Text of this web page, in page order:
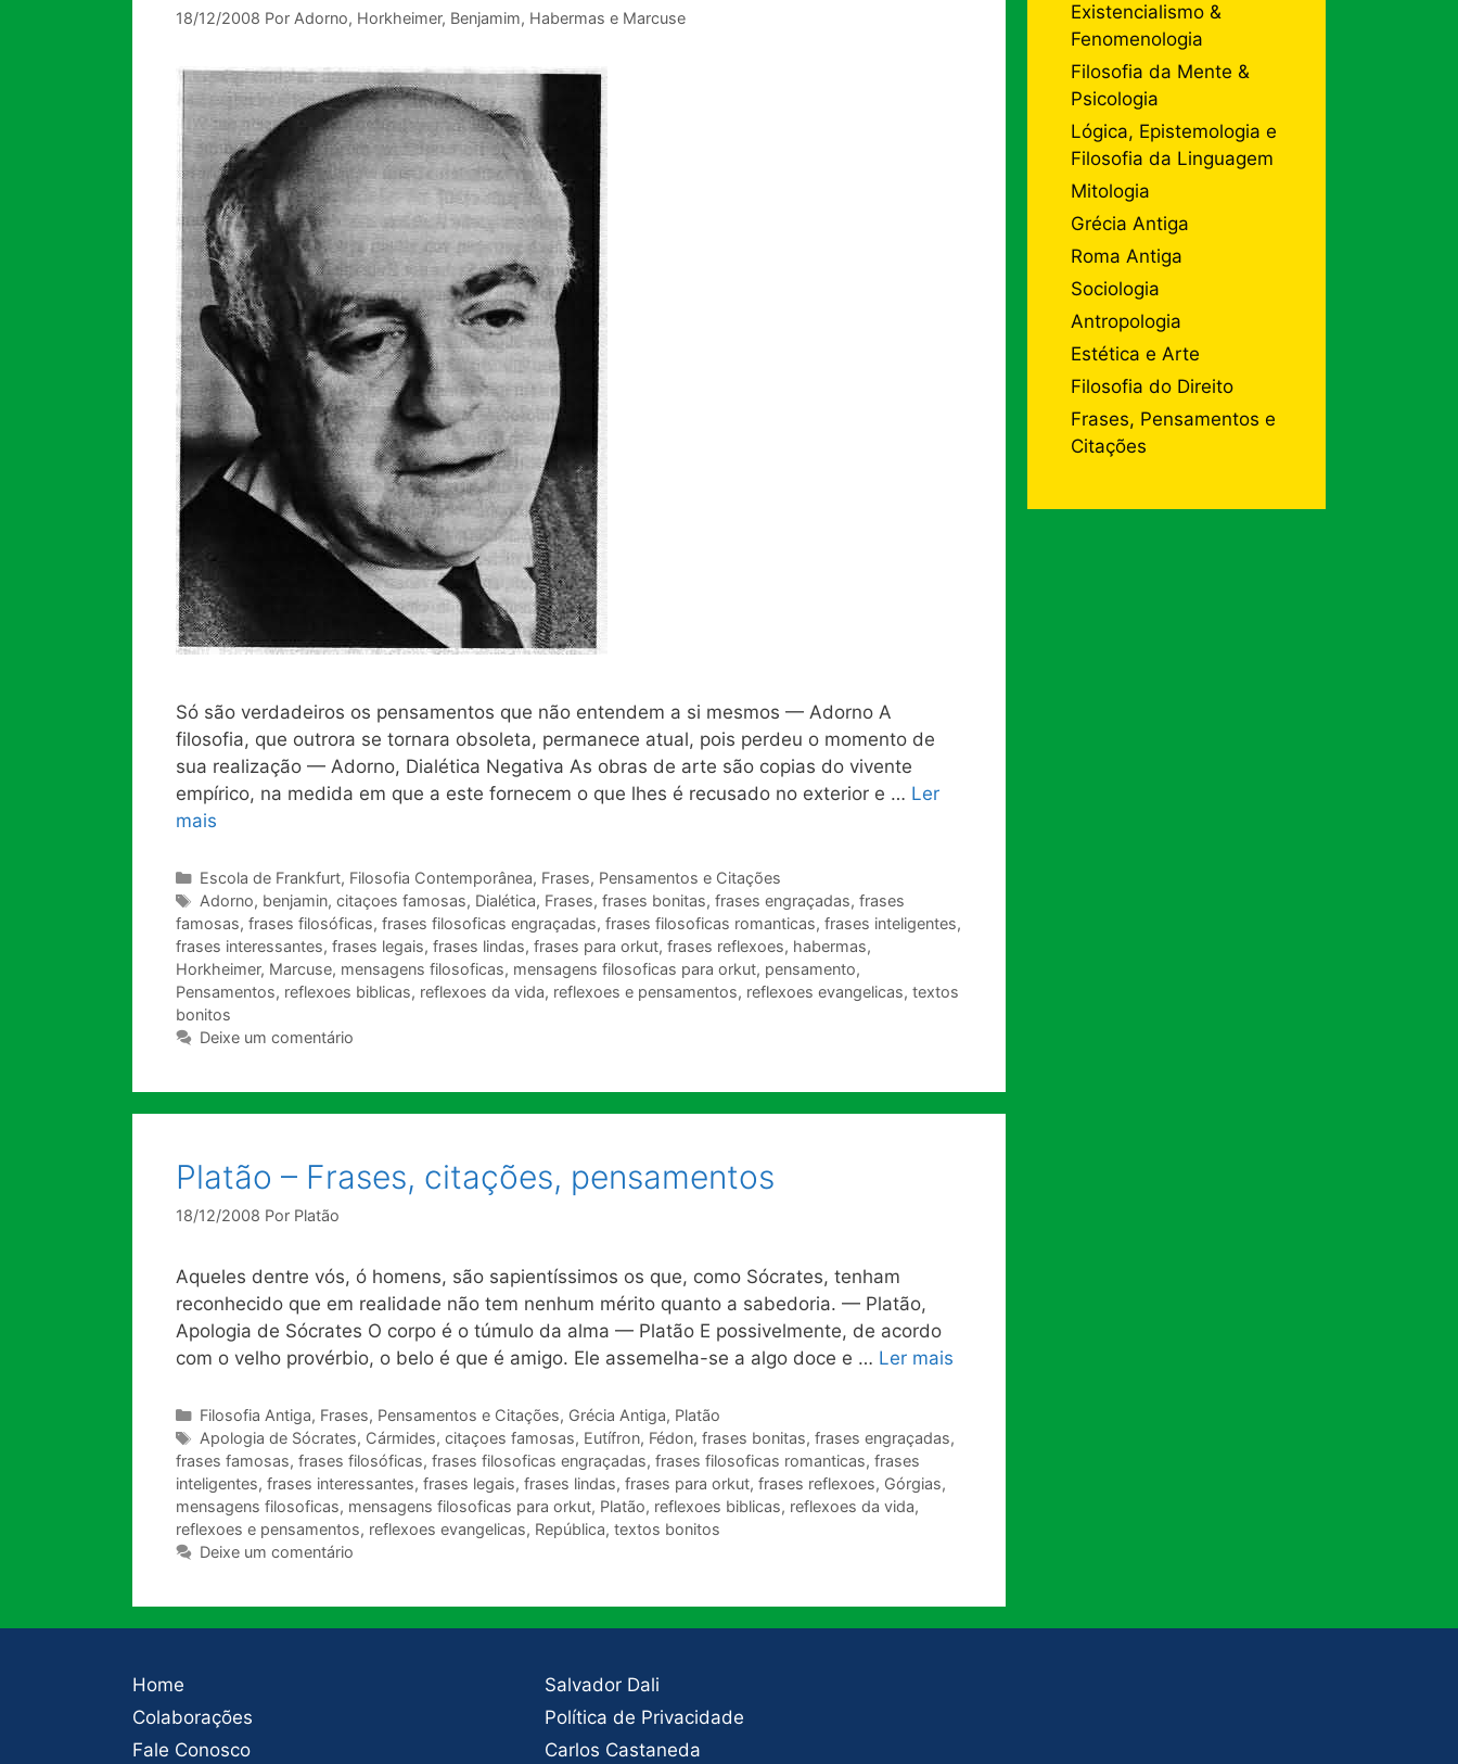
18/12/2008 Por Adorno, Horkheimer, Benjamim, Habermas e Marcuse
Só são verdadeiros os pensamentos que não entendem a si mesmos — Adorno A
filosofia, que outrora se tornara obsoleta, permanece atual, pois perdeu o momento de
sua realização — Adorno, Dialética Negativa As obras de arte são copias do vivente
empírico, na medida em que a este fornecem o que lhes é recusado no exterior e … Ler
mais
Categorias
Escola de Frankfurt, Filosofia Contemporânea, Frases, Pensamentos e Citações
Tags
Adorno, benjamin, citaçoes famosas, Dialética, Frases, frases bonitas, frases engraçadas, frases
famosas, frases filosóficas, frases filosoficas engraçadas, frases filosoficas romanticas, frases inteligentes,
frases interessantes, frases legais, frases lindas, frases para orkut, frases reflexoes, habermas,
Horkheimer, Marcuse, mensagens filosoficas, mensagens filosoficas para orkut, pensamento,
Pensamentos, reflexoes biblicas, reflexoes da vida, reflexoes e pensamentos, reflexoes evangelicas, textos
bonitos
Deixe um comentário
Platão – Frases, citações, pensamentos
18/12/2008 Por Platão
Aqueles dentre vós, ó homens, são sapientíssimos os que, como Sócrates, tenham
reconhecido que em realidade não tem nenhum mérito quanto a sabedoria. — Platão,
Apologia de Sócrates O corpo é o túmulo da alma — Platão E possivelmente, de acordo
com o velho provérbio, o belo é que é amigo. Ele assemelha-se a algo doce e … Ler mais
Categorias
Filosofia Antiga, Frases, Pensamentos e Citações, Grécia Antiga, Platão
Tags
Apologia de Sócrates, Cármides, citaçoes famosas, Eutífron, Fédon, frases bonitas, frases engraçadas,
frases famosas, frases filosóficas, frases filosoficas engraçadas, frases filosoficas romanticas, frases
inteligentes, frases interessantes, frases legais, frases lindas, frases para orkut, frases reflexoes, Górgias,
mensagens filosoficas, mensagens filosoficas para orkut, Platão, reflexoes biblicas, reflexoes da vida,
reflexoes e pensamentos, reflexoes evangelicas, República, textos bonitos
Deixe um comentário
Existencialismo &
Fenomenologia
Filosofia da Mente &
Psicologia
Lógica, Epistemologia e
Filosofia da Linguagem
Mitologia
Grécia Antiga
Roma Antiga
Sociologia
Antropologia
Estética e Arte
Filosofia do Direito
Frases, Pensamentos e
Citações
Home
Colaborações
Fale Conosco
Salvador Dali
Política de Privacidade
Carlos Castaneda